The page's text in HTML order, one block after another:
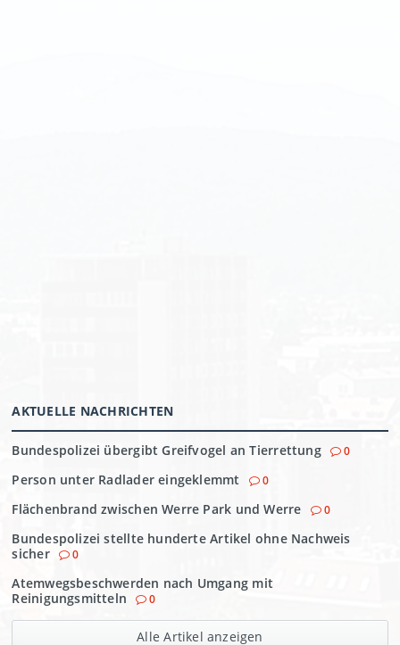
AKTUELLE NACHRICHTEN
Bundespolizei übergibt Greifvogel an Tierrettung 0
Person unter Radlader eingeklemmt 0
Flächenbrand zwischen Werre Park und Werre 0
Bundespolizei stellte hunderte Artikel ohne Nachweis
sicher
0
Atemwegsbeschwerden nach Umgang mit
Reinigungsmitteln
0
Alle Artikel anzeigen